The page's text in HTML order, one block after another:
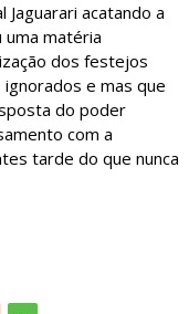
acatando a
matéria
dos festejos
e mas que
do poder
com a
tarde do que nunca